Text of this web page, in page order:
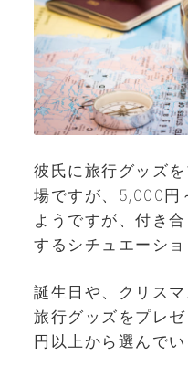
彼氏に旅行グッズ
場ですが、5,000円
ようですが、付き
するシチュエーショ
誕生日や、クリス
旅行グッズをプレ
円以上から選んで